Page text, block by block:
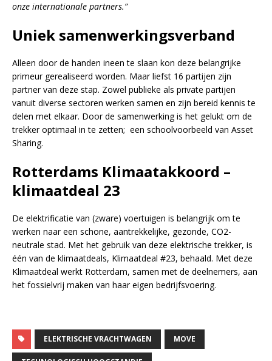
onze internationale partners.”
Uniek samenwerkingsverband
Alleen door de handen ineen te slaan kon deze belangrijke
primeur gerealiseerd worden. Maar liefst 16 partijen zijn
partner van deze stap. Zowel publieke als private partijen
vanuit diverse sectoren werken samen en zijn bereid kennis te
delen met elkaar. Door de samenwerking is het gelukt om de
trekker optimaal in te zetten; een schoolvoorbeeld van Asset
Sharing.
Rotterdams Klimaatakkoord –
klimaatdeal 23
De elektrificatie van (zware) voertuigen is belangrijk om te
werken naar een schone, aantrekkelijke, gezonde, CO2-
neutrale stad. Met het gebruik van deze elektrische trekker, is
één van de klimaatdeals, Klimaatdeal #23, behaald. Met deze
Klimaatdeal werkt Rotterdam, samen met de deelnemers, aan
het fossielvrij maken van haar eigen bedrijfsvoering.
ELEKTRISCHE VRACHTWAGEN MOVE